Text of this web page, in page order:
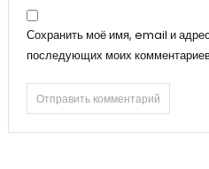
Сохранить моё имя, email и
последующих моих